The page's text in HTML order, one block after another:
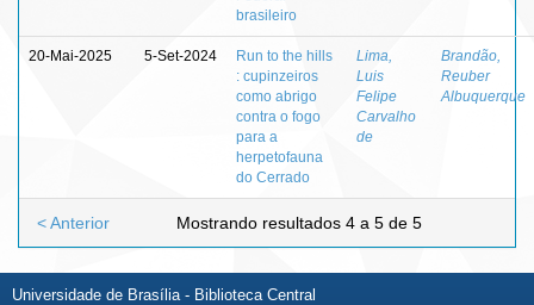
brasileiro
20-Mai-2025 5-Set-2024
Run to the hills
: cupinzeiros
como abrigo
contra o fogo
para a
herpetofauna
do Cerrado
Lima,
Luis
Felipe
Carvalho
de
Brandão,
Reuber
Albuquerque
Mostrando resultados 4 a 5 de 5
< Anterior
Universidade de Brasília - Biblioteca Central